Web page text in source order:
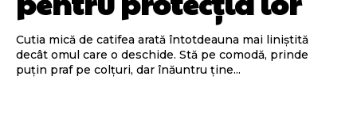
Cutia mică de catifea arată întotdeauna mai liniștită
decât omul care o deschide. Stă pe comodă, prinde
puțin praf pe colțuri, dar înăuntru ține...